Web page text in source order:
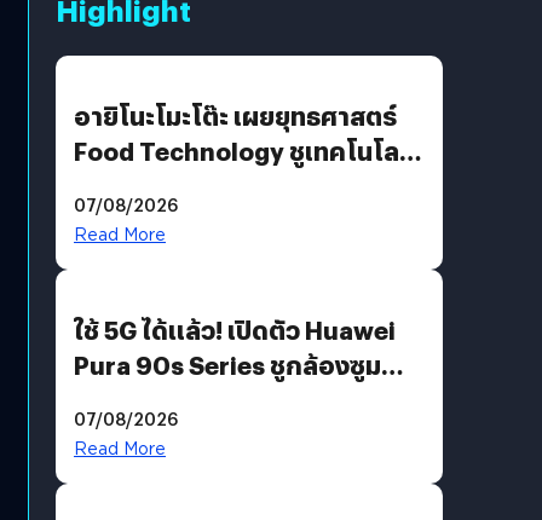
Highlight
อายิโนะโมะโต๊ะ เผยยุทธศาสตร์
Food Technology ชูเทคโนโลยี
บริโภคและ B2B
07/08/2026
Read More
ใช้ 5G ได้แล้ว! เปิดตัว Huawei
Pura 90s Series ชูกล้องซูม
07/08/2026
Read More